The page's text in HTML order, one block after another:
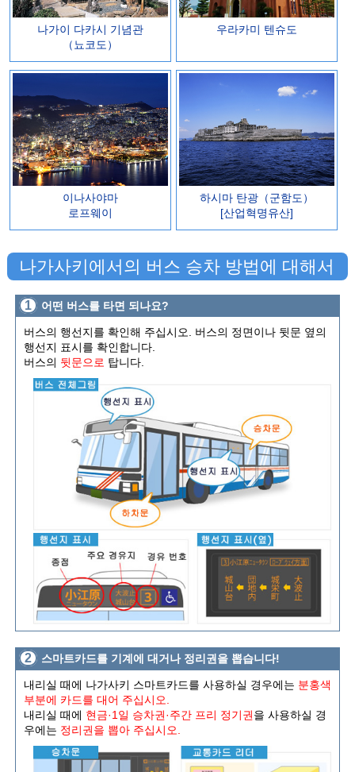
나가이 다카시 기념관
（뇨코도）
우라카미 텐슈도
이나사야마
로프웨이
하시마 탄광（군함도）
[산업혁명유산]
나가사키에서의 버스 승차 방법에 대해서
1 어떤 버스를 타면 되나요?
버스의 행선지를 확인해 주십시오. 버스의 정면이나 뒷문 옆의
행선지 표시를 확인합니다.
버스의 뒷문으로 탑니다.
2 스마트카드를 기계에 대거나 정리권을 뽑습니다!
내리실 때에 나가사키 스마트카드를 사용하실 경우에는 분홍색
부분에 카드를 대어 주십시오.
내리실 때에 현금·1일 승차권·주간 프리 정기권을 사용하실 경
우에는 정리권을 뽑아 주십시오.